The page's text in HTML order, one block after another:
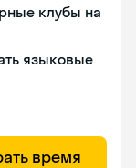
клубы на
языковые
время